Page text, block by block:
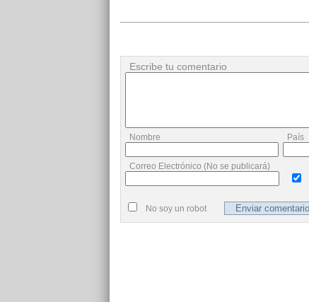
Escribe tu comentario
Nombre País
Correo Electrónico (No se publicará)
No soy un robot